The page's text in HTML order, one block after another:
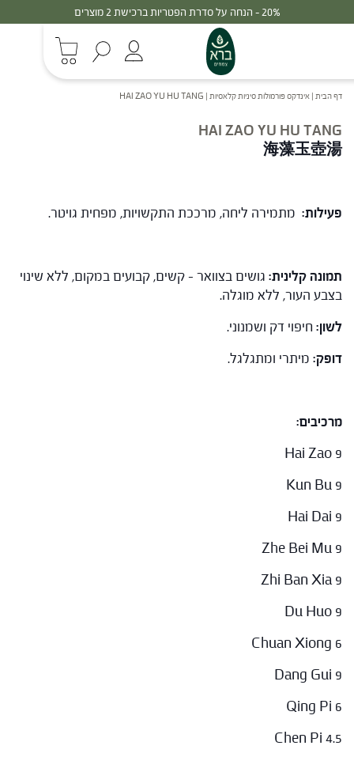
20% - הנחה על סדרת הפטריות ברכישת 2 מוצרים
דף הבית | אינדקס פורמולות סיניות קלאסיות |
HAI ZAO YU HU TANG
HAI ZAO YU HU TANG
海藻玉壺湯
פעילות: מתמירה ליחה, מרככת התקשויות, מפחית גויטר.
תמונה קלינית: גושים בצוואר – קשים, קבועים במקום, ללא שינוי
בצבע העור, ללא מוגלה.
לשון: חיפוי דק ושמנוני.
דופק: מיתרי ומתגלגל.
מרכיבים:
Hai Zao 9
Kun Bu 9
Hai Dai 9
Zhe Bei Mu 9
Zhi Ban Xia 9
Du Huo 9
Chuan Xiong 6
Dang Gui 9
Qing Pi 6
Chen Pi 4.5